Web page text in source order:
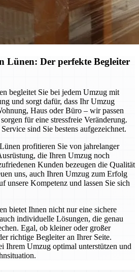
Lünen: Der perfekte Begleiter
begleitet Sie bei jedem Umzug mit
und sorgt dafür, dass Ihr Umzug
Haus oder Büro – wir passen
für eine stressfreie Veränderung.
sind Sie bestens aufgezeichnet.
profitieren Sie von jahrelanger
die Ihren Umzug noch
Kunden bezeugen die Qualität
uns, auch Ihren Umzug zum Erfolg
unsere Kompetenz und lassen Sie sich
bietet Ihnen nicht nur eine sichere
individuelle Lösungen, die genau
Egal, ob kleiner oder großer
richtige Begleiter an Ihrer Seite.
Ihrem Umzug optimal unterstützen und